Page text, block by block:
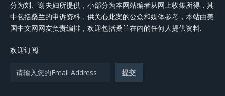
分为刘、谢夫妇所提供，小部分为本网站编者从网上收集所得，其
中包括桑兰的申诉资料，供关心此案的公众和媒体参考，本站由美
国中文网网友负责编排，欢迎包括桑兰在内的任何人提供资料.
欢迎订阅: